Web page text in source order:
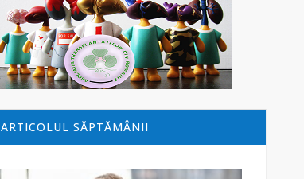
ARTICOLUL SĂPTĂMÂNII